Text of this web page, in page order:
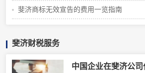
斐济商标无效宣告的费用一览指南
斐济财税服务
中国企业在斐济公